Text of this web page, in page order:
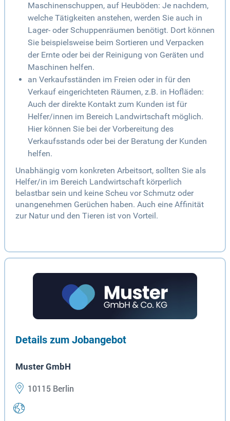
Maschinenschuppen, auf Heuböden: Je nachdem,
welche Tätigkeiten anstehen, werden Sie auch in
Lager- oder Schuppenräumen benötigt. Dort können
Sie beispielsweise beim Sortieren und Verpacken
der Ernte oder bei der Reinigung von Geräten und
Maschinen helfen.
an Verkaufsständen im Freien oder in für den
Verkauf eingerichteten Räumen, z.B. in Hofläden:
Auch der direkte Kontakt zum Kunden ist für
Helfer/innen im Bereich Landwirtschaft möglich.
Hier können Sie bei der Vorbereitung des
Verkaufsstands oder bei der Beratung der Kunden
helfen.
Unabhängig vom konkreten Arbeitsort, sollten Sie als
Helfer/in im Bereich Landwirtschaft körperlich
belastbar sein und keine Scheu vor Schmutz oder
unangenehmen Gerüchen haben. Auch eine Affinität
zur Natur und den Tieren ist von Vorteil.
Details zum Jobangebot
Muster GmbH
10115 Berlin